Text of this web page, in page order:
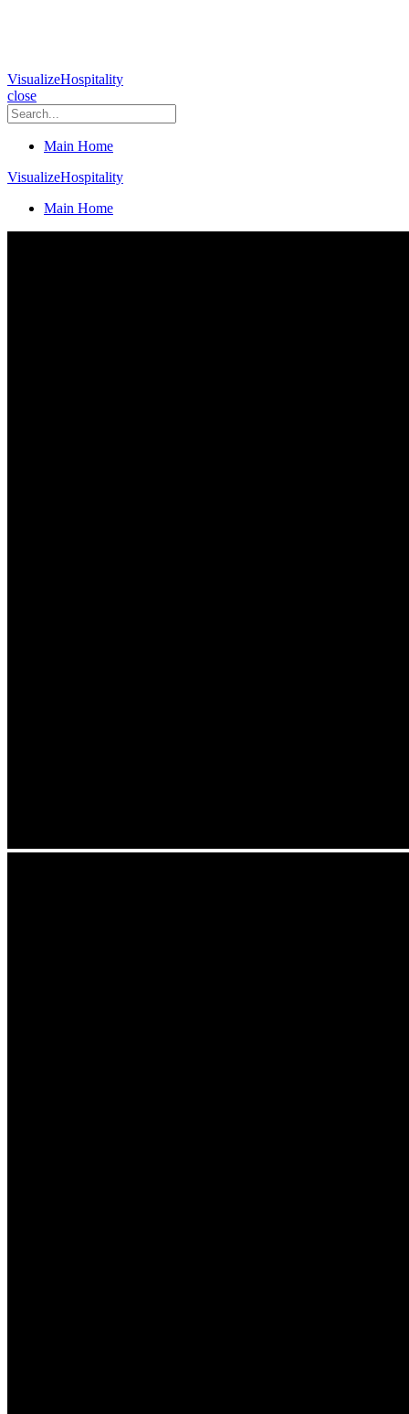
VisualizeHospitality
close
Main Home
VisualizeHospitality
Main Home